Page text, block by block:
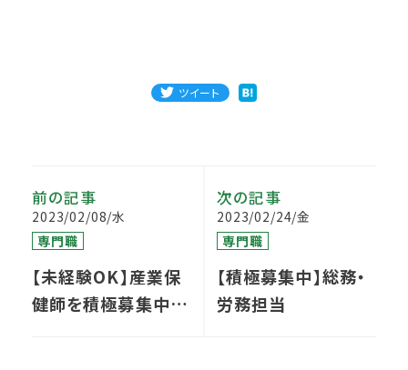
ツイート
前の記事
2023/02/08/水
専門職
【未経験OK】産業保
健師を積極募集中で
次の記事
2023/02/24/金
専門職
【積極募集中】総務・
労務担当